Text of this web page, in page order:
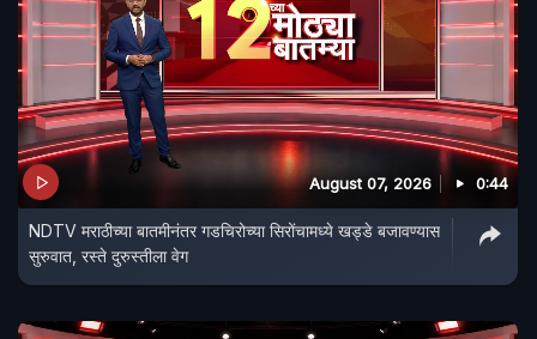
August 07, 2026 0:44
NDTV मराठीच्या बातमीनंतर गडचिरोच्या सिरोंचामध्ये खड्डे बजावण्यास
सुरुवात, रस्ते दुरुस्तीला वेग